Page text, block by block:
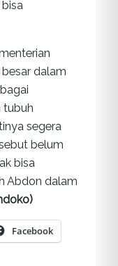
dalam
tubuh
segera
belum
bisa
Abdon dalam
Facebook